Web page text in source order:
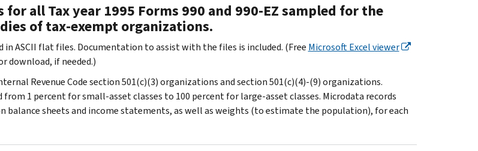
all Tax year 1995 Forms 990 and 990-EZ sampled for the
of tax-exempt organizations.
in ASCII flat files. Documentation to assist with the files is included. (Free Microsoft Excel viewer
download, if needed.)
Revenue Code section 501(c)(3) organizations and section 501(c)(4)-(9) organizations.
from 1 percent for small-asset classes to 100 percent for large-asset classes. Microdata records
balance sheets and income statements, as well as weights (to estimate the population), for each